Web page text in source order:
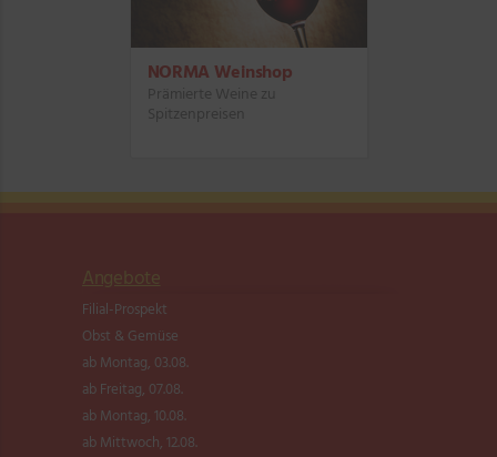
NORMA Weinshop
Prämierte Weine zu
Spitzenpreisen
Angebote
Filial-Prospekt
Obst & Gemüse
ab Montag, 03.08.
ab Freitag, 07.08.
ab Montag, 10.08.
ab Mittwoch, 12.08.